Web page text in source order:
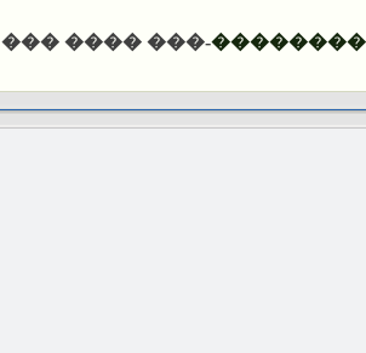
������
-��� ���� ���